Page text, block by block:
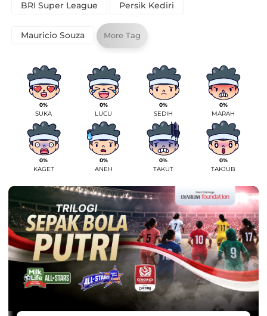
BRI Super League Persik Kediri
Mauricio Souza More Tag
0%
SUKA
0%
LUCU
0%
SEDIH
0%
MARAH
0%
KAGET
0%
ANEH
0%
TAKUT
0%
TAKJUB